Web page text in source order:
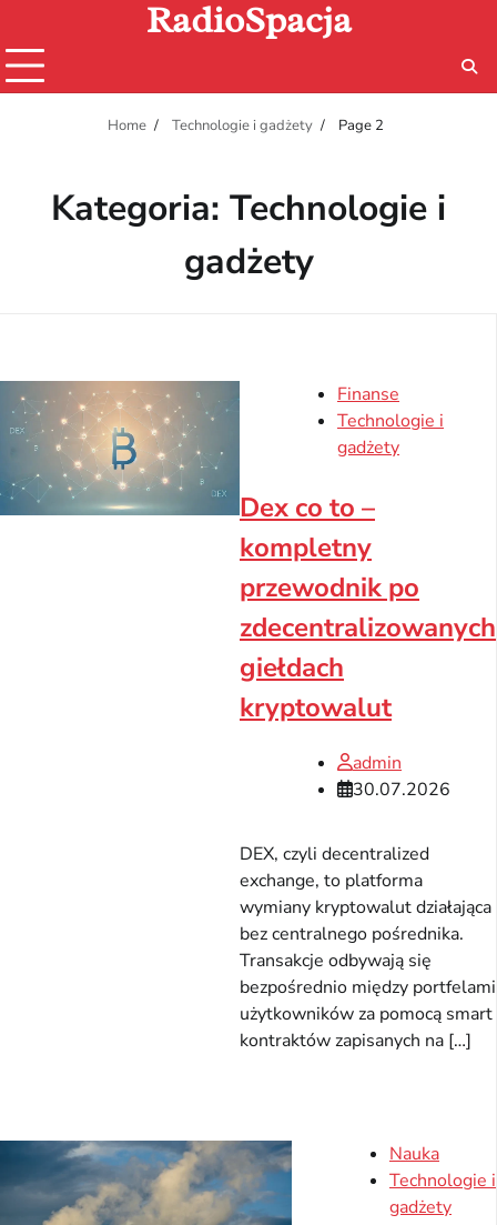
content
RadioSpacja
Home Technologie i gadżety Page 2
Kategoria: Technologie i
gadżety
Finanse
Technologie i
gadżety
Dex co to –
kompletny
przewodnik po
zdecentralizowanych
giełdach
kryptowalut
admin
30.07.2026
DEX, czyli decentralized
exchange, to platforma
wymiany kryptowalut działająca
bez centralnego pośrednika.
Transakcje odbywają się
bezpośrednio między portfelami
użytkowników za pomocą smart
kontraktów zapisanych na […]
Nauka
Technologie i
gadżety